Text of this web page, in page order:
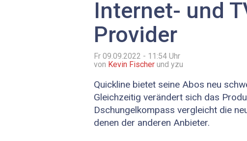
Internet- und
Provider
Fr 09.09.2022 - 11:54 Uhr
von Kevin Fischer und yzu
Quickline bietet seine Abos neu
Gleichzeitig verändert sich das
Dschungelkompass vergleicht die
denen der anderen Anbieter.